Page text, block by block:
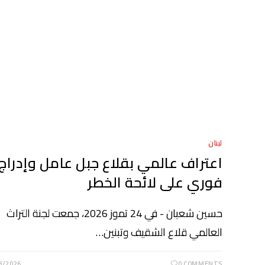
لبنان
اعتراف عالمي بقلاع جبل عامل
فوري على لائحة الخطر
حسين شعبان - في 24 تموز 2026، جمعت لجنة التراث
العالمي قلاع الشقيف وتبنين…